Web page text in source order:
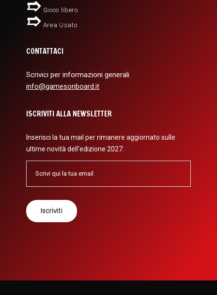
Gioco libero
Area Usato
CONTATTACI
Scrivici per informazioni generali
info@gamesonboard.it
ISCRIVITI ALLA NEWSLETTER
Inserisci la tua mail per rimanere aggiornato sulle
ultime novità dell'edizione 2027: